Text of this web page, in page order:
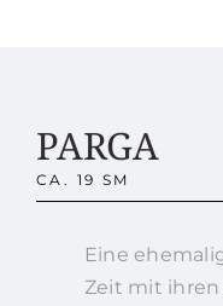
PARGA
CA. 19 SM
Eine
Zeit mit